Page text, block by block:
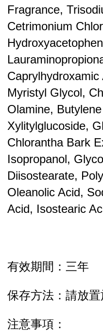
Fragrance,
Cetrimonium
Myristyl Glycol,
Olamine,
Xylitylglucoside,
Chlorantha Bark
Isopropanol,
Diisostearate,
Oleanolic Acid,
Acid, Isostearic
有效期間：三年
保存方法：請放
注意事項：